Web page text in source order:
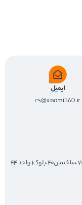
ایمیل
cs@xiaomi360.ir